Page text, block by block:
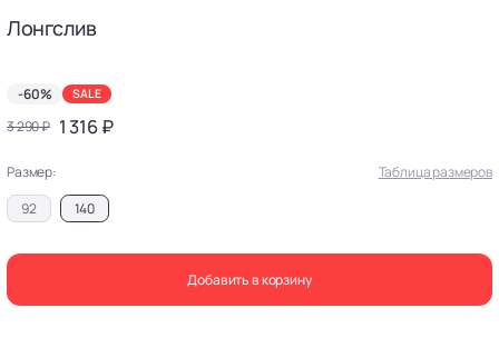
Лонгслив
-60% SALE
3 290 ₽ 1 316 ₽
Размер:
Таблица размеров
92
140
Добавить в корзину